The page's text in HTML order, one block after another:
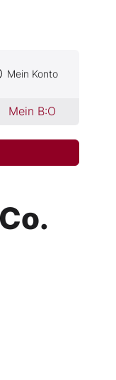
Mein Konto
Mein B:O